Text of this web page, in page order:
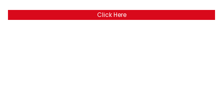
Click Here